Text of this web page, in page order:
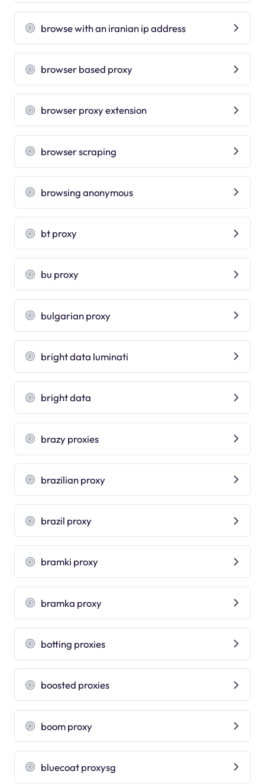
browse with an iranian ip address
browser based proxy
browser proxy extension
browser scraping
browsing anonymous
bt proxy
bu proxy
bulgarian proxy
bright data luminati
bright data
brazy proxies
brazilian proxy
brazil proxy
bramki proxy
bramka proxy
botting proxies
boosted proxies
boom proxy
bluecoat proxysg